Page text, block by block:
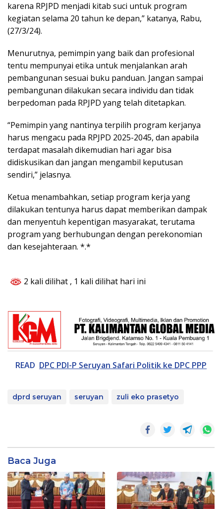
karena RPJPD menjadi kitab suci untuk program
kegiatan selama 20 tahun ke depan,” katanya, Rabu,
(27/3/24).
Menurutnya, pemimpin yang baik dan profesional
tentu mempunyai etika untuk menjalankan arah
pembangunan sesuai buku panduan. Jangan sampai
pembangunan dilakukan secara individu dan tidak
berpedoman pada RPJPD yang telah ditetapkan.
“Pemimpin yang nantinya terpilih program kerjanya
harus mengacu pada RPJPD 2025-2045, dan apabila
terdapat masalah dikemudian hari agar bisa
didiskusikan dan jangan mengambil keputusan
sendiri,” jelasnya.
Ketua menambahkan, setiap program kerja yang
dilakukan tentunya harus dapat memberikan dampak
dan menyentuh kepentigan masyarakat, terutama
program yang berhubungan dengan perekonomian
dan kesejahteraan. *.*
2 kali dilihat , 1 kali dilihat hari ini
READ DPC PDI-P Seruyan Safari Politik ke DPC PPP
dprd seruyan seruyan zuli eko prasetyo
Baca Juga